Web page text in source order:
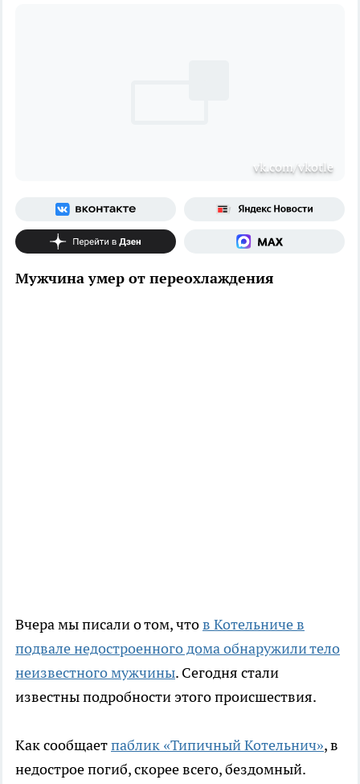
vk.com/vkotle
Мужчина умер от переохлаждения
Вчера мы писали о том, чтов Котельниче в
подвале недостроенного дома обнаружили тело
неизвестного мужчины. Сегодня стали
известны подробности этого происшествия.
Как сообщаетпаблик «Типичный Котельнич», в
недострое погиб, скорее всего, бездомный.